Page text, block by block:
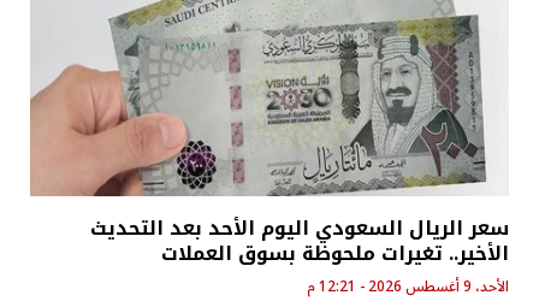
سعر الريال السعودي اليوم الأحد بعد التحديث
الأخير.. تغيرات ملحوظة بسوق العملات
الأحد، 9 أغسطس 2026 - 12:21 م